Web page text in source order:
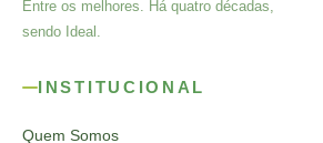
Entre os melhores. Há quatro décadas,
sendo Ideal.
INSTITUCIONAL
Quem Somos